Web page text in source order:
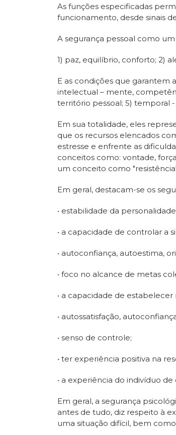
As funções especificadas
funcionamento, desde sinais
A segurança pessoal como
1) paz, equilíbrio, conforto; 2)
E as condições que garantem
intelectual – mente,
território pessoal; 5) temporal
Em sua totalidade, eles
que os recursos elencados
estresse e enfrente as
conceitos como: vontade,
um conceito como
Em geral, destacam-se os
• estabilidade da
• a capacidade de controlar a
• autoconfiança, autoestima,
• foco no alcance de metas
• a capacidade de estabelecer
• autossatisfação,
• senso de controle;
• ter experiência positiva na
• a experiência do indivíduo
Em geral, a segurança
antes de tudo, diz respeito à
uma situação difícil, bem